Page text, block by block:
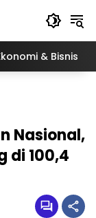
& Bisnis
Nasional,
di 100,4